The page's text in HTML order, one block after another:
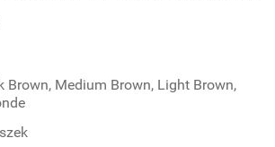
Brown, Medium Brown, Light Brown,